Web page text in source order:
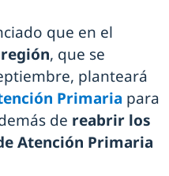
que en el
, que se
planteará
Primaria para
de reabrir los
Atención Primaria